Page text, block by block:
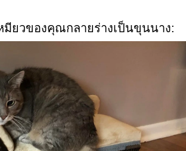
มียวของคุณกลายร่างเป็นขุนนาง: